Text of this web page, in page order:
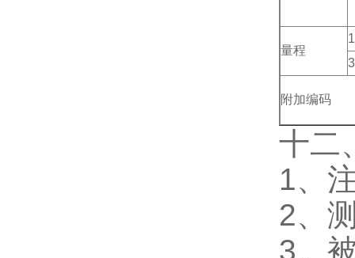
量程
1
附加编码
十二
1、
2、
3、